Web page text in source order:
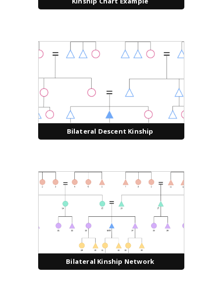
Bilateral Descent Kinship
Bilateral Kinship Network